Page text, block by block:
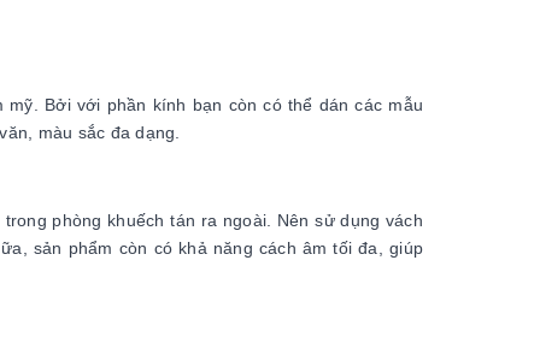
Bởi với phần kính bạn còn có thể dán các mẫu
màu sắc đa dạng.
phòng khuếch tán ra ngoài. Nên sử dụng vách
sản phẩm còn có khả năng cách âm tối đa, giúp